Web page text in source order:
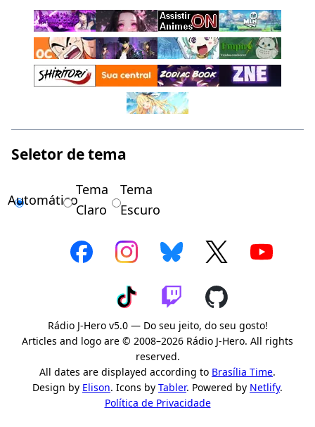
Seletor de tema
Automático
Tema
Claro
Tema
Escuro
Rádio J-Hero v5.0 — Do seu jeito, do seu gosto!
Articles and logo are © 2008–2026 Rádio J-Hero. All rights
reserved.
All dates are displayed according to Brasília Time.
Design by Elison. Icons by Tabler. Powered by Netlify.
Política de Privacidade